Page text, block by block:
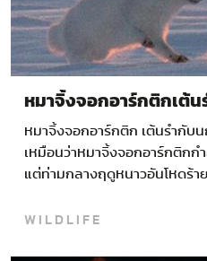
หมาจิ้งจอกอาร์กติกเต้น
หมาจิ้งจอกอาร์กติก เต้นรำกับน
เหมือนว่าหมาจิ้งจอกอาร์กติกก
แต่ท่ามกลางฤดูหนาวอันโหดร้า
WILDLIFE